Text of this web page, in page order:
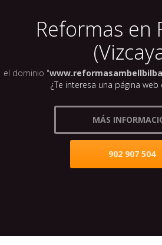
Reformas en
el dominio "
¿Te interesa una página web
MÁS
902 907 504